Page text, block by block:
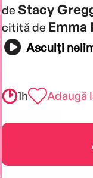
de Stacy
citită de Emma
Asculți
1h Adaugă